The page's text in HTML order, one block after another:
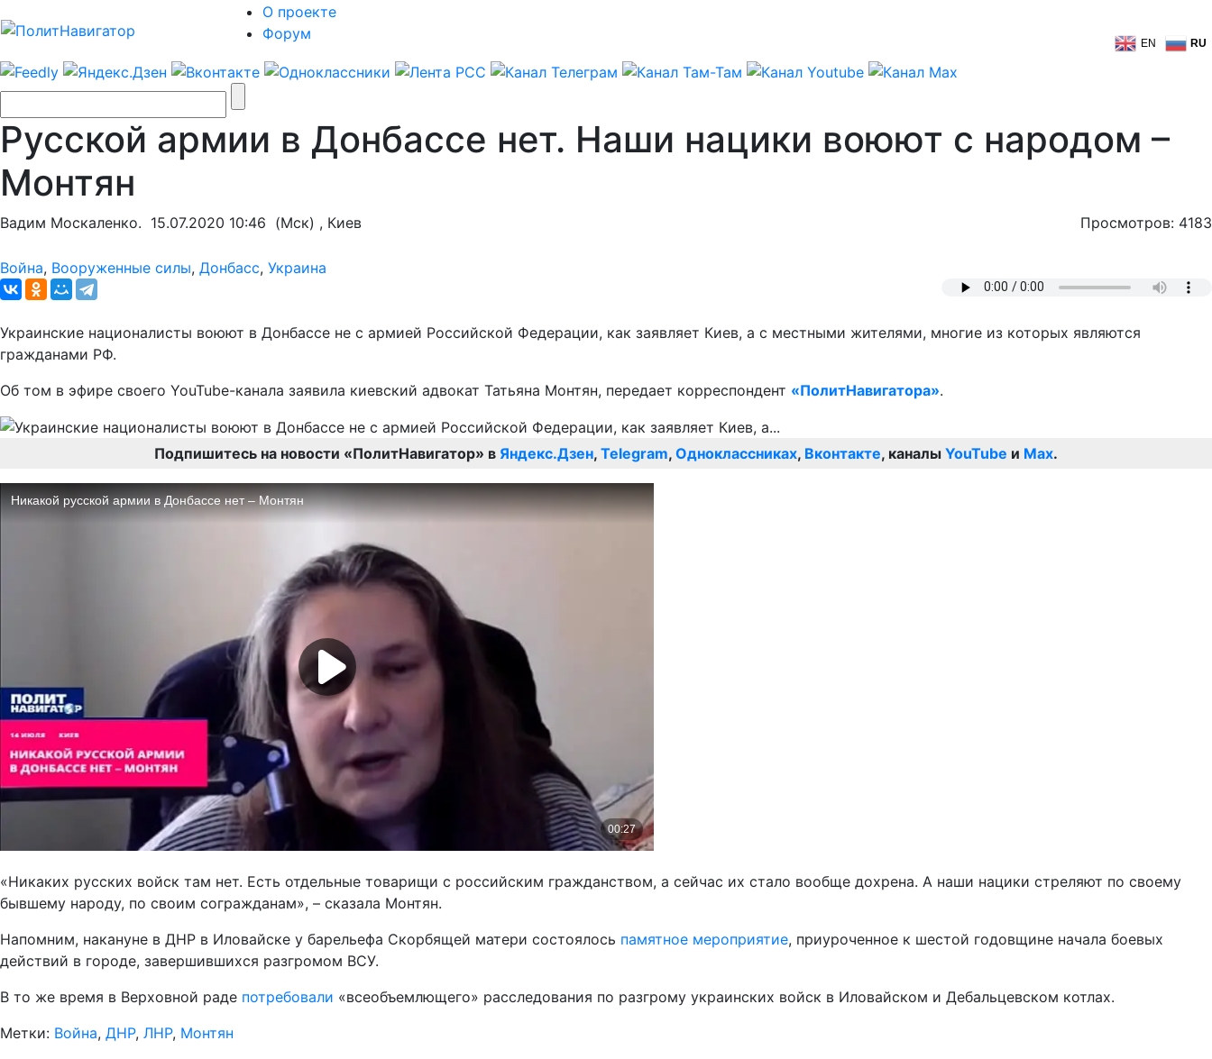
О проекте
Форум
EN RU
Русской армии в Донбассе нет. Наши нацики воюют с народом –
Монтян
Вадим Москаленко. 15.07.2020 10:46 (Мск) , Киев Просмотров: 4183
Война, Вооруженные силы, Донбасс, Украина
Украинские националисты воюют в Донбассе не с армией Российской Федерации, как заявляет Киев, а с местными жителями, многие из которых являются
гражданами РФ.
Об том в эфире своего YouTube-канала заявила киевский адвокат Татьяна Монтян, передает корреспондент «ПолитНавигатора».
Подпишитесь на новости «ПолитНавигатор» в Яндекс.Дзен, Telegram, Одноклассниках, Вконтакте, каналы YouTube и Max.
«Никаких русских войск там нет. Есть отдельные товарищи с российским гражданством, а сейчас их стало вообще дохрена. А наши нацики стреляют по своему
бывшему народу, по своим согражданам», – сказала Монтян.
Напомним, накануне в ДНР в Иловайске у барельефа Скорбящей матери состоялось памятное мероприятие, приуроченное к шестой годовщине начала боевых
действий в городе, завершившихся разгромом ВСУ.
В то же время в Верховной раде потребовали «всеобъемлющего» расследования по разгрому украинских войск в Иловайском и Дебальцевском котлах.
Метки: Война, ДНР, ЛНР, Монтян